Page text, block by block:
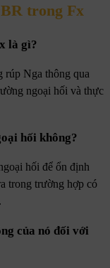
trong Fx
là gì?
rúp Nga thông qua
ngoại hối và thực
hối không?
hối để ổn định
trong trường hợp có
của nó đối với